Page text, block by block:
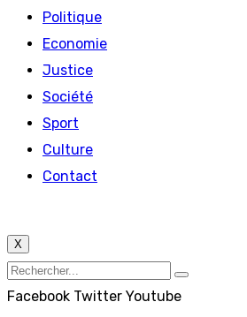
Politique
Economie
Justice
Société
Sport
Culture
Contact
X
Facebook Twitter Youtube